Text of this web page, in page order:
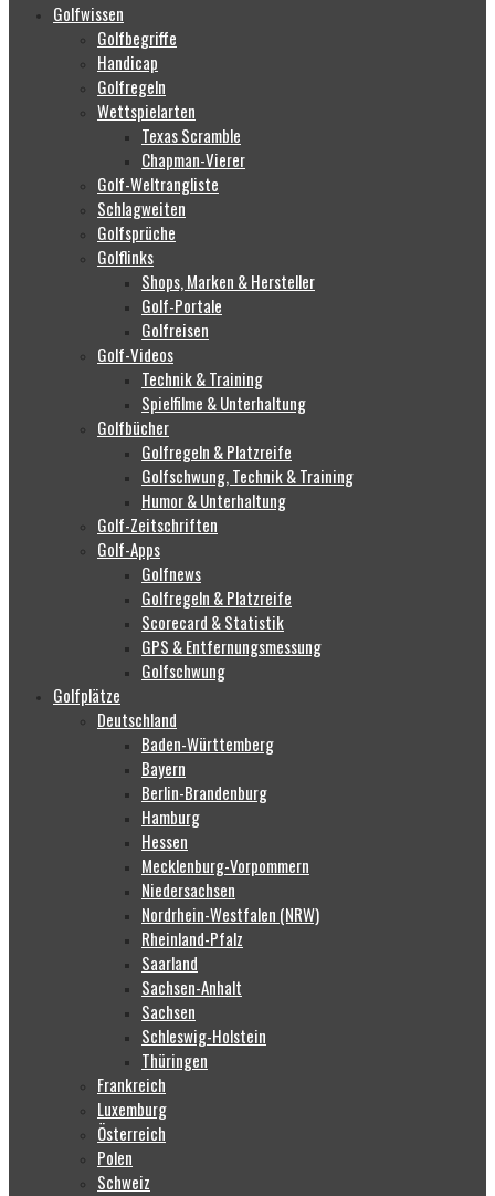
Golfwissen
Golfbegriffe
Handicap
Golfregeln
Wettspielarten
Texas Scramble
Chapman-Vierer
Golf-Weltrangliste
Schlagweiten
Golfsprüche
Golflinks
Shops, Marken & Hersteller
Golf-Portale
Golfreisen
Golf-Videos
Technik & Training
Spielfilme & Unterhaltung
Golfbücher
Golfregeln & Platzreife
Golfschwung, Technik & Training
Humor & Unterhaltung
Golf-Zeitschriften
Golf-Apps
Golfnews
Golfregeln & Platzreife
Scorecard & Statistik
GPS & Entfernungsmessung
Golfschwung
Golfplätze
Deutschland
Baden-Württemberg
Bayern
Berlin-Brandenburg
Hamburg
Hessen
Mecklenburg-Vorpommern
Niedersachsen
Nordrhein-Westfalen (NRW)
Rheinland-Pfalz
Saarland
Sachsen-Anhalt
Sachsen
Schleswig-Holstein
Thüringen
Frankreich
Luxemburg
Österreich
Polen
Schweiz